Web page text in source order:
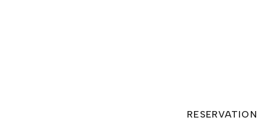
RESERVATION